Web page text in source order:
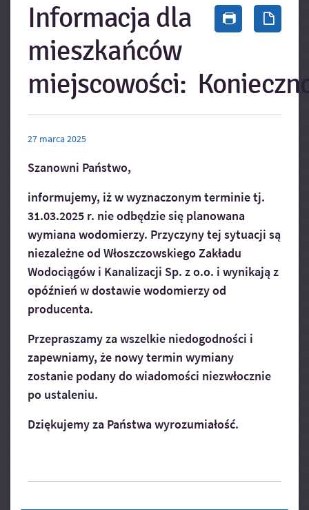
Informacja dla
mieszkańców
miejscowości:
27 marca 2025
Drukuj
Szanowni Państwo,
informujemy, iż w wyznaczonym terminie tj.
31.03.2025 r. nie odbędzie się planowana
wymiana wodomierzy. Przyczyny tej sytuacji są
niezależne od Włoszczowskiego Zakładu
Wodociągów i Kanalizacji Sp. z o.o. i wynikają z
opóźnień w dostawie wodomierzy od
producenta.
Przepraszamy za wszelkie niedogodności i
zapewniamy, że nowy termin wymiany
zostanie podany do wiadomości niezwłocznie
po ustaleniu.
Dziękujemy za Państwa wyrozumiałość.